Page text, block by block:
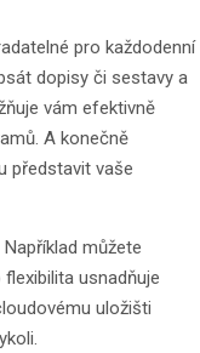
pro každodenní
dopisy či sestavy a
vám efektivně
A konečně
představit vaše
můžete
usnadňuje
uložišti